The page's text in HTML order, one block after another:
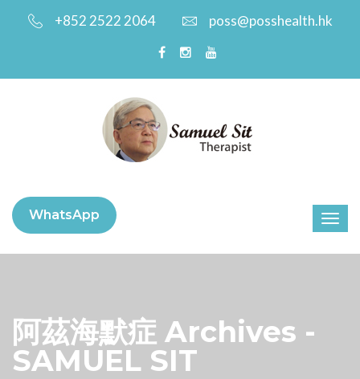
+852 2522 2064 poss@posshealth.hk
WhatsApp
阿茲海默症 Archives -
SAMUEL SIT